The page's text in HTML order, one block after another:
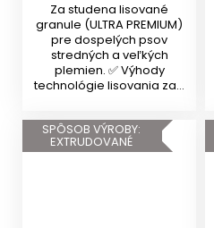
Za studena lisované
granule (ULTRA PREMIUM)
pre dospelých psov
stredných a veľkých
plemien. ✅ Výhody
technológie lisovania za...
SPÔSOB VÝROBY:
EXTRUDOVANÉ